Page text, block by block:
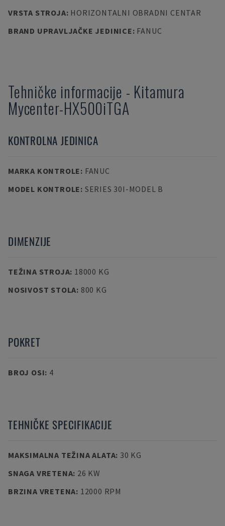
VRSTA STROJA: HORIZONTALNI OBRADNI CENTAR
BRAND UPRAVLJAČKE JEDINICE: FANUC
Tehničke informacije - Kitamura
Mycenter-HX500iTGA
KONTROLNA JEDINICA
MARKA KONTROLE: FANUC
MODEL KONTROLE: SERIES 30I-MODEL B
DIMENZIJE
TEŽINA STROJA: 18000 KG
NOSIVOST STOLA: 800 KG
POKRET
BROJ OSI: 4
TEHNIČKE SPECIFIKACIJE
MAKSIMALNA TEŽINA ALATA: 30 KG
SNAGA VRETENA: 26 KW
BRZINA VRETENA: 12000 RPM